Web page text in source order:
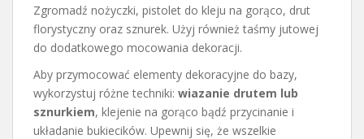
Zgromadź nożyczki, pistolet do kleju na gorąco, drut
florystyczny oraz sznurek. Użyj również taśmy jutowej
do dodatkowego mocowania dekoracji.
Aby przymocować elementy dekoracyjne do bazy,
wykorzystuj różne techniki: wiazanie drutem lub
sznurkiem, klejenie na gorąco bądź przycinanie i
układanie bukiecików. Upewnij się, że wszelkie